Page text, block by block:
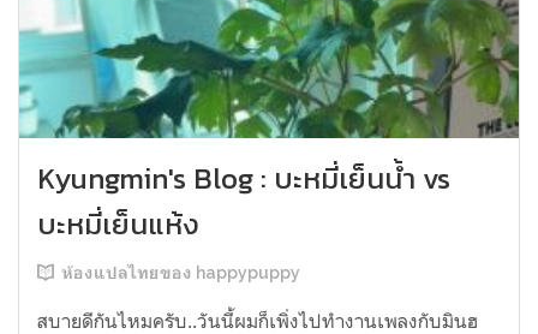
Kyungmin's Blog : บะหมี่เย็นน้ำ vs
บะหมี่เย็นแห้ง
ห้องแปลไทยของ happypuppy
สบายดีกันไหมครับ..วันนี้ผมก็เพิ่งไปทำงานเพลงกับมินฮ